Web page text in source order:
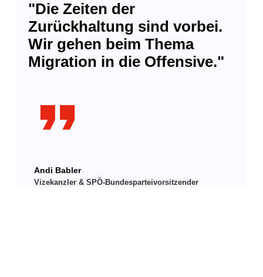
"Die Zeiten der
Zurückhaltung sind vorbei.
Wir gehen beim Thema
Migration in die Offensive."
format_quote
Andi Babler
Vizekanzler & SPÖ-Bundesparteivorsitzender